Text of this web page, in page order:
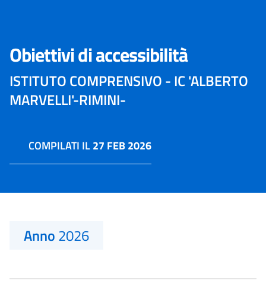
Obiettivi di accessibilità
ISTITUTO COMPRENSIVO - IC 'ALBERTO
MARVELLI'-RIMINI-
COMPILATI IL27 FEB 2026
Anno2026